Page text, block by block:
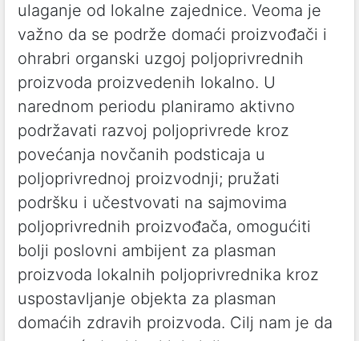
ulaganje od lokalne zajednice. Veoma je
važno da se podrže domaći proizvođači i
ohrabri organski uzgoj poljoprivrednih
proizvoda proizvedenih lokalno. U
narednom periodu planiramo aktivno
podržavati razvoj poljoprivrede kroz
povećanja novčanih podsticaja u
poljoprivrednoj proizvodnji; pružati
podršku i učestvovati na sajmovima
poljoprivrednih proizvođača, omogućiti
bolji poslovni ambijent za plasman
proizvoda lokalnih poljoprivrednika kroz
uspostavljanje objekta za plasman
domaćih zdravih proizvoda. Cilj nam je da